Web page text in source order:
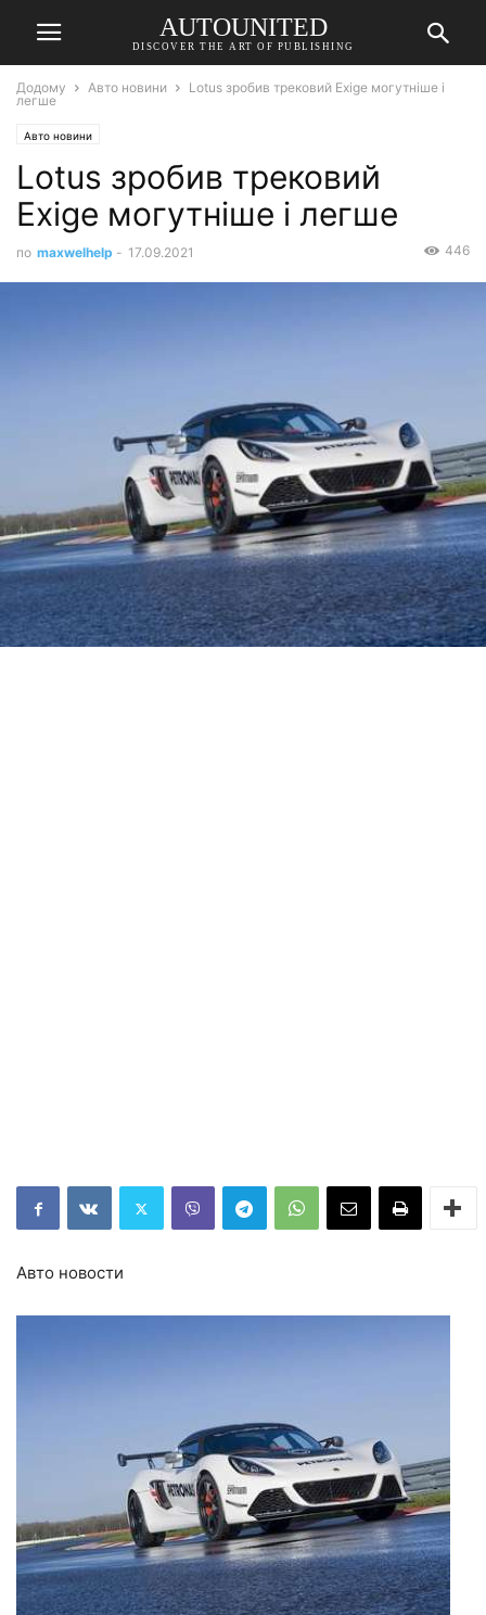
AUTOUNITED
DISCOVER THE ART OF PUBLISHING
Додому Авто новини
Lotus зробив трековий Exige могутніше і
легше
Авто новини
Lotus зробив трековий
Exige могутніше і легше
по maxwelhelp - 17.09.2021 446
Авто новости